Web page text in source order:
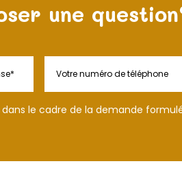
une
le cadre de la demande